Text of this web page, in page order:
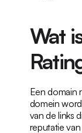
Wat
Een domain
domein
van de links
reputatie